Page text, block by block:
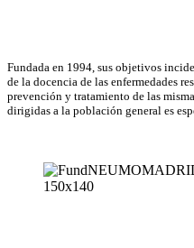
Fundada en 1994, sus objetivos
de la docencia de las enfermedades
prevención y tratamiento de las
dirigidas a la población general es